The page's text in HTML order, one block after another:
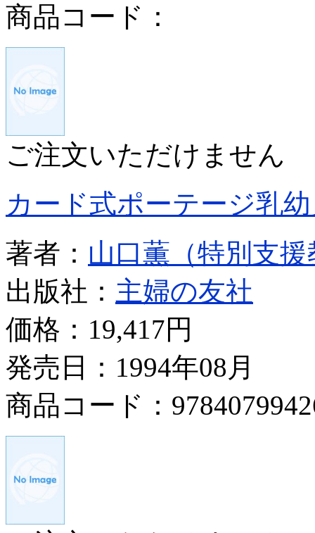
商品コード：
ご注文いただけません
カード式ポーテージ乳
著者： 山口薫（特別支
出版社： 主婦の友社
価格： 19,417円
発売日：1994年08月
商品コード：